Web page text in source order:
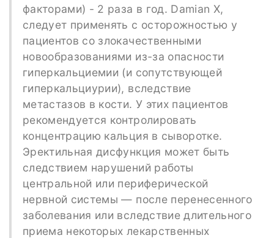
факторами) - 2 раза в год. Damian X,
следует применять с осторожностью у
пациентов со злокачественными
новообразованиями из-за опасности
гиперкальциемии (и сопутствующей
гиперкальциурии), вследствие
метастазов в кости. У этих пациентов
рекомендуется контролировать
концентрацию кальция в сыворотке.
Эректильная дисфункция может быть
следствием нарушений работы
центральной или периферической
нервной системы — после перенесенного
заболевания или вследствие длительного
приема некоторых лекарственных